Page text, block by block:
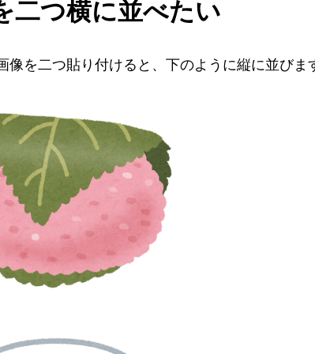
二つ横に並べたい
像を二つ貼り付けると、下のように縦に並びま